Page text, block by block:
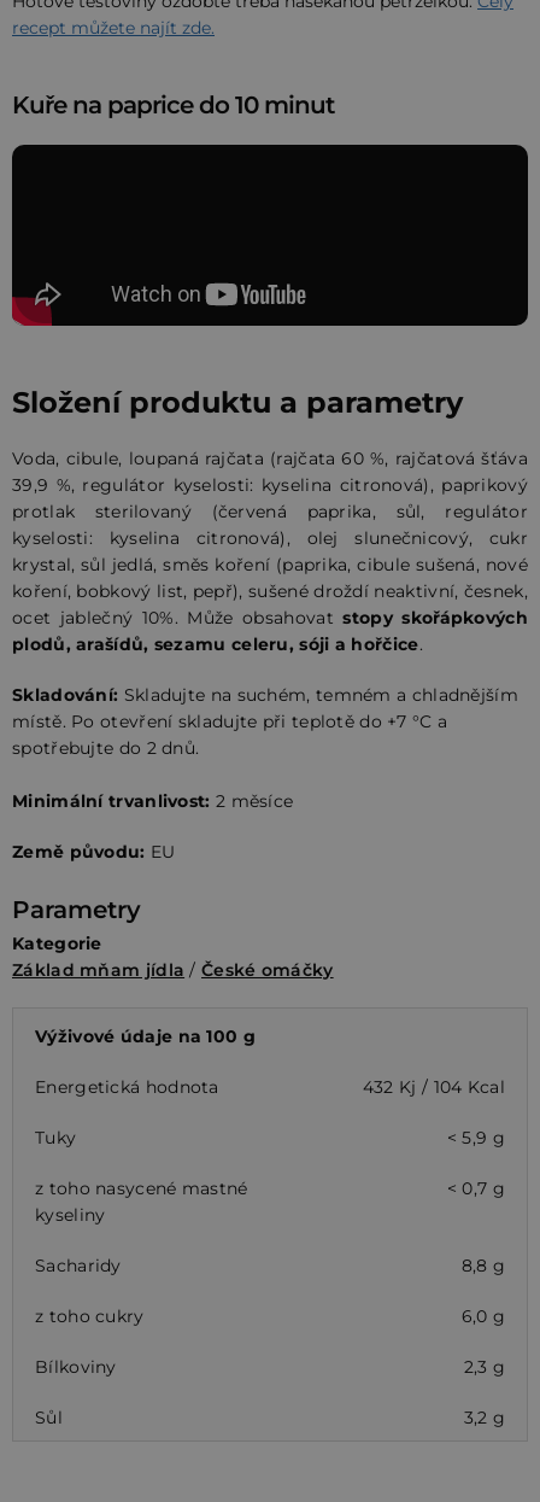
recept můžete najít zde.
Kuře na paprice do 10 minut
Složení produktu a parametry
Voda, cibule, loupaná rajčata (rajčata 60 %, rajčatová šťáva
39,9 %, regulátor kyselosti: kyselina citronová), paprikový
protlak sterilovaný (červená paprika, sůl, regulátor
kyselosti: kyselina citronová), olej slunečnicový, cukr
krystal, sůl jedlá, směs koření (paprika, cibule sušená, nové
koření, bobkový list, pepř), sušené droždí neaktivní, česnek,
ocet jablečný 10%. Může obsahovatstopy skořápkových
plodů, arašídů, sezamu celeru, sóji a hořčice.
Skladování: Skladujte na suchém, temném a chladnějším
místě. Po otevření skladujte při teplotě do +7 °C a
spotřebujte do 2 dnů.
Minimální trvanlivost: 2 měsíce
Země původu: EU
Parametry
Kategorie
Základ mňam jídla /České omáčky
Výživové údaje na 100 g
Energetická hodnota 432 Kj / 104 Kcal
Tuky < 5,9 g
z toho nasycené mastné
kyseliny
< 0,7 g
Sacharidy 8,8 g
z toho cukry 6,0 g
Bílkoviny 2,3 g
Sůl 3,2 g